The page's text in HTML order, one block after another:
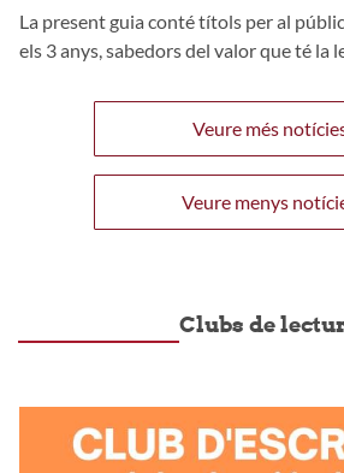
La present guia conté títols per al
els 3 anys, sabedors del valor que té la
Veure més
Veure menys
Clubs de